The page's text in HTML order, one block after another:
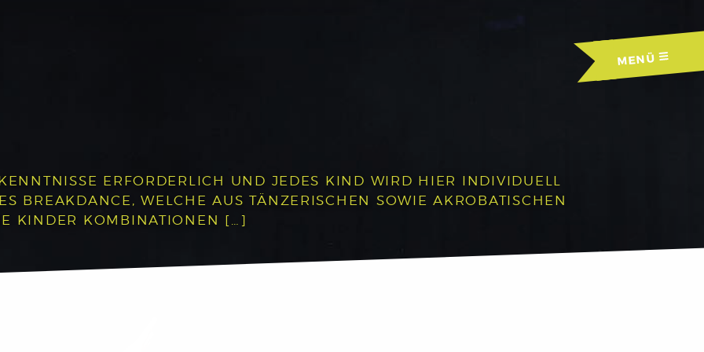
MENÜ
ERFORDERLICH UND JEDES KIND WIRD HIER INDIVIDUELL
BREAKDANCE, WELCHE AUS TÄNZERISCHEN SOWIE AKROBATISCHEN
KINDER KOMBINATIONEN […]